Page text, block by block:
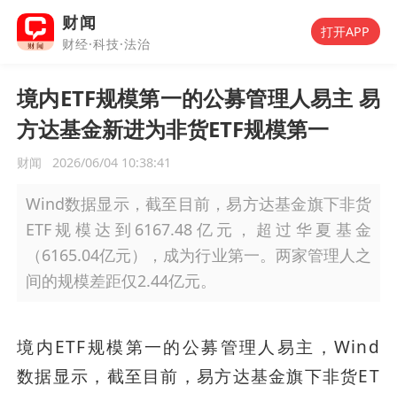
财闻
财经·科技·法治
打开APP
境内ETF规模第一的公募管理人易主 易
方达基金新进为非货ETF规模第一
财闻 2026/06/04 10:38:41
Wind数据显示，截至目前，易方达基金旗下非货
ETF规模达到6167.48亿元，超过华夏基金
（6165.04亿元），成为行业第一。两家管理人之
间的规模差距仅2.44亿元。
境内ETF规模第一的公募管理人易主，Wind
数据显示，截至目前，易方达基金旗下非货ET